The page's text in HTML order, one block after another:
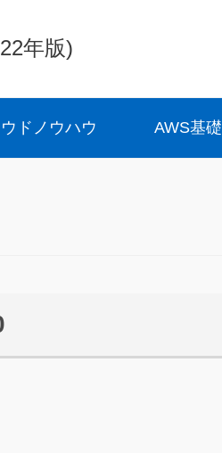
年版)
ドノウハウ AWS基礎